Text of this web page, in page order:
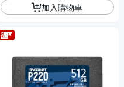
加入購物車